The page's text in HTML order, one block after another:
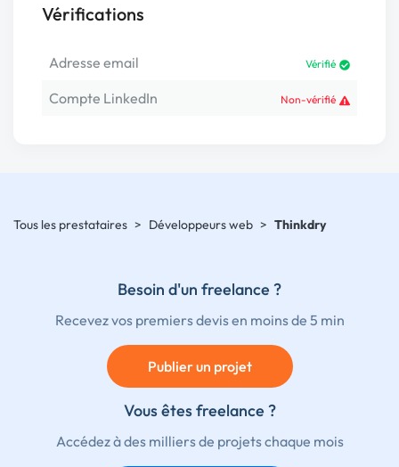
Vérifications
Adresse email Vérifié
Compte LinkedIn Non-vérifié
Tous les prestataires > Développeurs web > Thinkdry
Besoin d'un freelance ?
Recevez vos premiers devis en moins de 5 min
Publier un projet
Vous êtes freelance ?
Accédez à des milliers de projets chaque mois